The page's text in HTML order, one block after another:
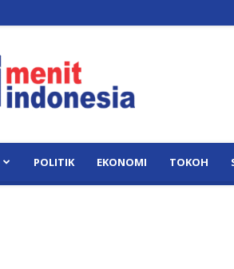
Indonesia
POLITIK EKONOMI TOKOH